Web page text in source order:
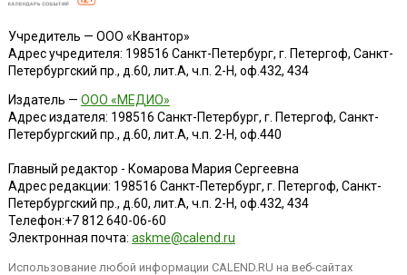
Учредитель — ООО «Квантор»
Адрес учредителя: 198516 Санкт-Петербург, г. Петергоф, Санкт-
Петербургский пр., д.60, лит.А, ч.п. 2-Н, оф.432, 434
Издатель — ООО «МЕДИО»
Адрес издателя: 198516 Санкт-Петербург, г. Петергоф, Санкт-
Петербургский пр., д.60, лит.А, ч.п. 2-Н, оф.440
Главный редактор - Комарова Мария Сергеевна
Адрес редакции: 198516 Санкт-Петербург, г. Петергоф, Санкт-
Петербургский пр., д.60, лит.А, ч.п. 2-Н, оф.432, 434
Телефон:+7 812 640-06-60
Электронная почта: askme@calend.ru
Использование любой информации CALEND.RU на веб-сайтах